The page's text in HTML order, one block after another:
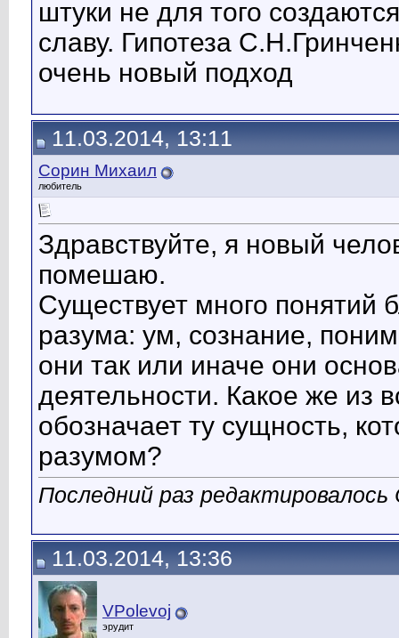
штуки не для того
славу. Гипотеза
очень новый подход
11.03.2014, 13:11
Cорин Михаил
любитель
Здравствуйте, я новый
помешаю.
Существует много понятий
разума: ум, сознание,
они так или иначе они
деятельности. Какое же из
обозначает ту сущность,
разумом?
Последний раз
11.03.2014, 13:36
VPolevoj
эрудит